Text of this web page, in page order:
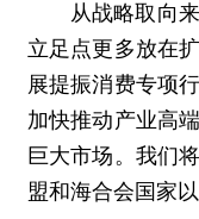
从战略取向
立足点更多放在
展提振消费专项
加快推动产业高
巨大市场。我们
盟和海合会国家